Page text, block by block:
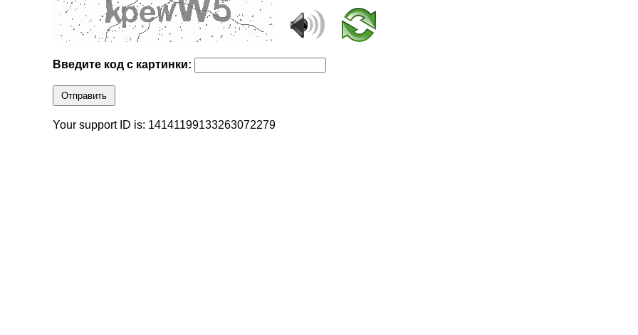
Введите код с картинки:
Отправить
Your support ID is: 14141199133263072279